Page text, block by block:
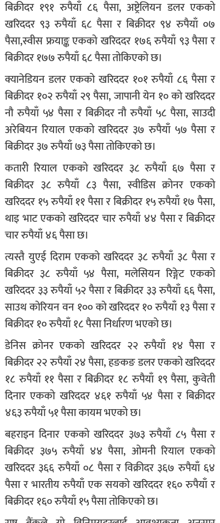
बिक्रीदर १९१ रुपैयाँ ८६ पैसा, अष्ट्रेलियन डलर एकको
खरिददर ९३ रुपैयाँ ६८ पैसा र बिक्रीदर ९४ रुपैयाँ ०७
पैसा,स्वीस फ्रयाङ्क एकको खरिददर १७६ रुपैयाँ ९३ पैसा र
बिक्रीदर १७७ रुपैयाँ ६८ पैसा तोकिएको छ।
क्यानेडियन डलर एकको खरिददर १०१ रुपैयाँ ८६ पैसा र
बिक्रीदर १०२ रुपैयाँ २९ पैसा, जापानी येन १० को खरिददर
नौ रुपैयाँ ५४ पैसा र बिक्रीदर नौ रुपैयाँ ५८ पैसा, साउदी
अरेबियन रियाल एकको खरिददर ३७ रुपैयाँ ५७ पैसा र
बिक्रीदर ३७ रुपैयाँ ७३ पैसा तोकिएको छ।
कतारी रियाल एकको खरिददर ३८ रुपैयाँ ६७ पैसा र
बिक्रीदर ३८ रुपैयाँ ८३ पैसा, स्वीडिस क्रोनर एकको
खरिददर १५ रुपैयाँ ११ पैसा र बिक्रीदर १५ रुपैयाँ १७ पैसा,
थाइ भाट एकको खरिददर चार रुपैयाँ ४४ पैसा र बिक्रीदर
चार रुपैयाँ ४६ पैसा छ।
त्यस्तै युएई दिराम एकको खरिददर ३८ रुपैयाँ ३८ पैसा र
बिक्रीदर ३८ रुपैयाँ ५४ पैसा, मलेसियन रिङ्गेट एकको
खरिददर ३३ रुपैयाँ ५२ पैसा र बिक्रीदर ३३ रुपैयाँ ६६ पैसा,
साउथ कोरियन वन १०० को खरिददर १० रुपैयाँ १३ पैसा र
बिक्रीदर १० रुपैयाँ १८ पैसा निर्धारण भएको छ।
डेनिस क्रोनर एकको खरिददर २२ रुपैयाँ १४ पैसा र
बिक्रीदर २२ रुपैयाँ २४ पैसा, हङकङ डलर एकको खरिददर
१८ रुपैयाँ ११ पैसा र बिक्रीदर १८ रुपैयाँ १९ पैसा, कुवेती
दिनार एकको खरिददर ४६१ रुपैयाँ ५४ पैसा र बिक्रीदर
४६३ रुपैयाँ ५१ पैसा कायम भएको छ।
बहराइन दिनार एकको खरिददर ३७३ रुपैयाँ ८५ पैसा र
बिक्रीदर ३७५ रुपैयाँ ४४ पैसा, ओमनी रियाल एकको
खरिददर ३६६ रुपैयाँ ०८ पैसा र विक्रीदर ३६७ रुपैयाँ ६४
पैसा र भारतीय रुपैयाँ एक सयको खरिददर १६० रुपैयाँ र
बिक्रीदर १६० रुपैयाँ १५ पैसा तोकिएको छ।